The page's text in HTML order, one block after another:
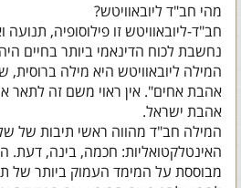
מהי חב"ד ליובאוויטש?
חב"ד-ליובאוויטש זו פילוסופיה,
נחשבת לכוח הדינאמי ביותר בחיים
המילה ליובאוויטש היא מילה
אהבת אחים". אין ראוי משם זה
אהבת ישראל.
המילה חב"ד מהווה ראשי תיבות של
האינטלקטואליות: חכמה, בינה, דעת.
מבוססת על המימד העמוק ביותר של